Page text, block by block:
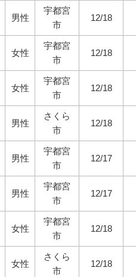
男性
宇都宮
市
12/18
女性
宇都宮
市
12/18
女性
宇都宮
市
12/18
男性
さくら
市
12/18
男性
宇都宮
市
12/17
男性
宇都宮
市
12/17
女性
宇都宮
市
12/18
女性
さくら
市
12/18